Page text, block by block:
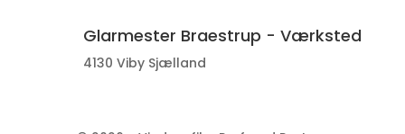
Glarmester Braestrup - Værksted
4130 Viby Sjælland